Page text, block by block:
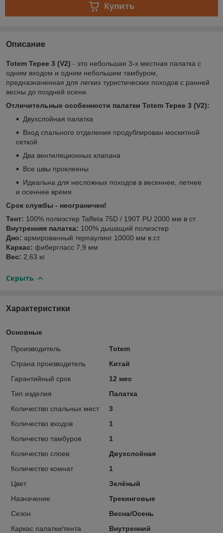
Купить
Описание
Totem Tepee 3 (V2) - это небольшая 3-х местная палатка с
одним входом и одним небольшим тамбуром,
предназначенная для легких туристических походов с ранней
весны до поздней осени.
Отличительные особенности палатки Totem Tepee 3 (V2):
Двухслойная палатка
Вход спального отделения продублирован москитной
сеткой
Два вентиляционных клапана
Все швы проклеены
Идеальна для несложных походов в весеннее, летнее
и осеннее время
Срок службы - неограничен!
Тент: 100% полиэстер Taffeta 75D / 190T PU 2000 мм в ст
Внутренняя палатка: 100% дышащий полиэстер
Дно: армированный терпаулинг 10000 мм в.ст.
Каркас: фибергласс 7,9 мм
Вес: 2,63 кг.
Скрыть
Характеристики
Основные
Производитель
Totem
Страна производитель
Китай
Гарантийный срок
12 мес
Тип изделия
Палатка
Количество спальных мест
3
Количество входов
1
Количество тамбуров
1
Количество слоев
Двухслойная
Количество комнат
1
Цвет
Зелёный
Назначение
Трекинговые
Сезон
Весна/Осень
Каркас палатки/тента
Внутренний